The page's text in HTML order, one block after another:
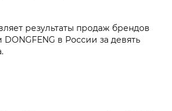
результаты продаж брендов
DONGFENG в России за девять